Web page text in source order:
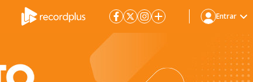
Entrar